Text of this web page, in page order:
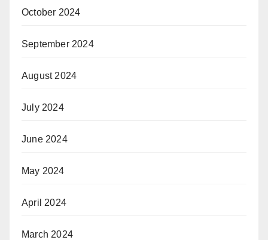
October 2024
September 2024
August 2024
July 2024
June 2024
May 2024
April 2024
March 2024